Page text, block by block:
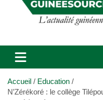
Accueil
Education
N’Zérékoré : le collège